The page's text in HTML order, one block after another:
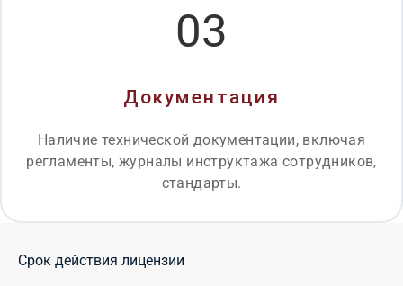
03
Документация
Наличие технической документации, включая
регламенты, журналы инструктажа сотрудников,
стандарты.
Срок действия лицензии